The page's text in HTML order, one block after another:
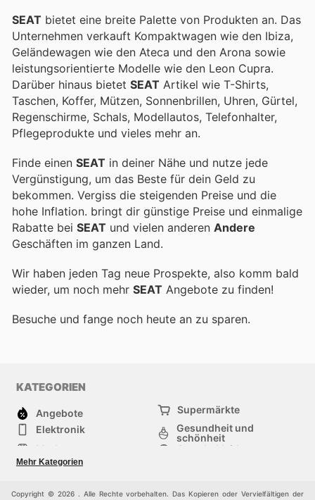
SEAT bietet eine breite Palette von Produkten an. Das
Unternehmen verkauft Kompaktwagen wie den Ibiza,
Geländewagen wie den Ateca und den Arona sowie
leistungsorientierte Modelle wie den Leon Cupra.
Darüber hinaus bietet SEAT Artikel wie T-Shirts,
Taschen, Koffer, Mützen, Sonnenbrillen, Uhren, Gürtel,
Regenschirme, Schals, Modellautos, Telefonhalter,
Pflegeprodukte und vieles mehr an.
Finde einen SEAT in deiner Nähe und nutze jede
Vergünstigung, um das Beste für dein Geld zu
bekommen. Vergiss die steigenden Preise und die
hohe Inflation. bringt dir günstige Preise und einmalige
Rabatte bei SEAT und vielen anderen Andere
Geschäften im ganzen Land.
Wir haben jeden Tag neue Prospekte, also komm bald
wieder, um noch mehr SEAT Angebote zu finden!
Besuche und fange noch heute an zu sparen.
KATEGORIEN
Angebote
Supermärkte
Elektronik
Gesundheit und
schönheit
Mode
Sportbekleidung
Baumarkt
Mehr Kategorien
Copyright © 2026 . Alle Rechte vorbehalten. Das Kopieren oder Vervielfältigen der